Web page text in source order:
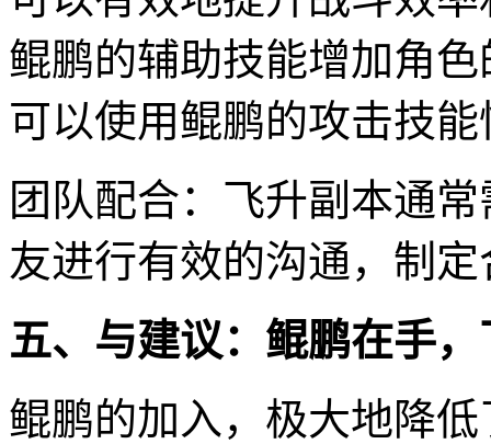
鲲鹏的辅助技能增加角
可以使用鲲鹏的攻击技
团队配合：飞升副本通
友进行有效的沟通，制
五、与建议：鲲鹏在手
鲲鹏的加入，极大地降